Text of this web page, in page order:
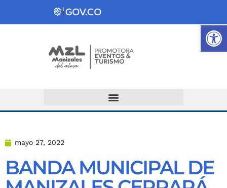
mayo 27, 2022
BANDA MUNICIPAL DE